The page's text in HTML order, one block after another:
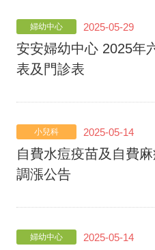
婦幼中心 2025-05-29
安安婦幼中心 2025年
表及門診表
小兒科 2025-05-14
自費水痘疫苗及自費
調漲公告
婦幼中心 2025-05-14